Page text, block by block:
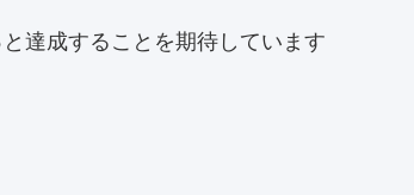
達成することを期待しています